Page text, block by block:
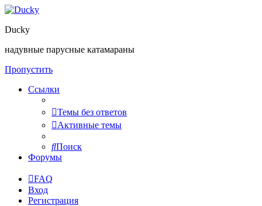
Ducky
надувные парусные катамараны
Пропустить
Ссылки
Темы без ответов
Активные темы
Поиск
Форумы
FAQ
Вход
Регистрация